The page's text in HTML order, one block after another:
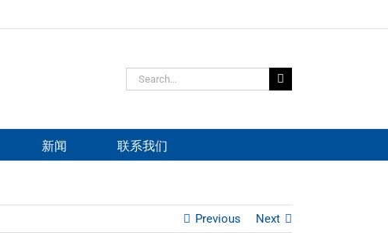
Search
for:
新闻 联系我们
Previous Next